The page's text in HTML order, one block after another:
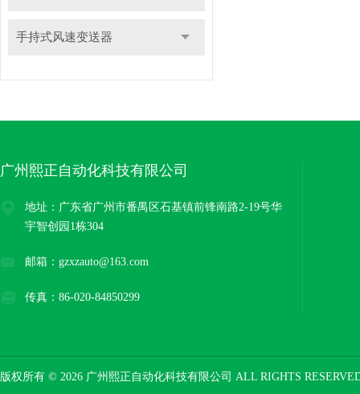
手持式风速变送器
广州熙正自动化科技有限公司
地址：广东省广州市番禺区石基镇前锋南路2-19号华
宇智创园1栋304
邮箱：gzxzauto@163.com
传真：86-020-84850299
版权所有 © 2026 广州熙正自动化科技有限公司 ALL RIGHTS